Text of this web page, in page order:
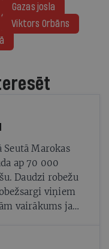
Gazas josla
Viktors Orbāns
Marokas
ap 70 000
Daudzi robežu
viņiem
vairākums jau